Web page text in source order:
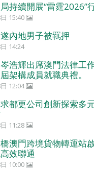
持續開展“雷霆2026”
15:40
內地男子被羈押
14:24
浩輝出席澳門法律工
架構成員就職典禮。
12:04
都更公司創新探索多
11:28
澳門跨境貨物轉運站
效聯通
10:00